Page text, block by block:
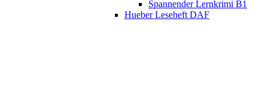
Spannender Lernkrimi B1
Hueber Leseheft DAF